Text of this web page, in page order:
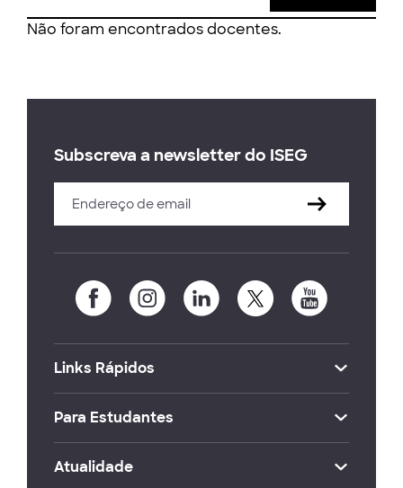
Não foram encontrados docentes.
Subscreva a newsletter do ISEG
Links Rápidos
Para Estudantes
Atualidade